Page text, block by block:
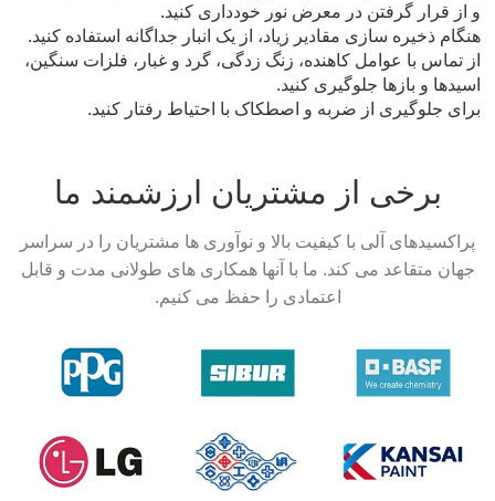
و از قرار گرفتن در معرض نور خودداری کنید.
هنگام ذخیره سازی مقادیر زیاد، از یک انبار جداگانه استفاده کنید.
از تماس با عوامل کاهنده، زنگ زدگی، گرد و غبار، فلزات سنگین،
اسیدها و بازها جلوگیری کنید.
برای جلوگیری از ضربه و اصطکاک با احتیاط رفتار کنید.
برخی از مشتریان ارزشمند ما
پراکسیدهای آلی با کیفیت بالا و نوآوری ها مشتریان را در سراسر
جهان متقاعد می کند. ما با آنها همکاری های طولانی مدت و قابل
اعتمادی را حفظ می کنیم.